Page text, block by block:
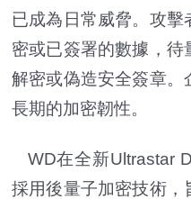
已成為日常威脅。攻擊
密或已簽署的數據，
解密或偽造安全簽章。
長期的加密韌性。
WD在全新Ultrastar
採用後量子加密技術，